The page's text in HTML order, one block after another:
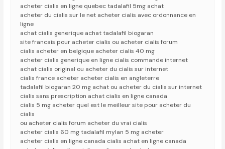
acheter cialis en ligne quebec tadalafil 5mg achat
acheter du cialis sur le net acheter cialis avec ordonnance en
ligne
achat cialis generique achat tadalafil biogaran
site francais pour acheter cialis ou acheter cialis forum
cialis acheter en belgique acheter cialis 40 mg
acheter cialis generique en ligne cialis commande internet
achat cialis original ou acheter du cialis sur internet
cialis france acheter acheter cialis en angleterre
tadalafil biogaran 20 mg achat ou acheter du cialis sur internet
cialis sans prescription achat cialis en ligne canada
cialis 5 mg acheter quel est le meilleur site pour acheter du
cialis
ou acheter cialis forum acheter du vrai cialis
acheter cialis 60 mg tadalafil mylan 5 mg acheter
acheter cialis en ligne canada cialis achat en ligne canada